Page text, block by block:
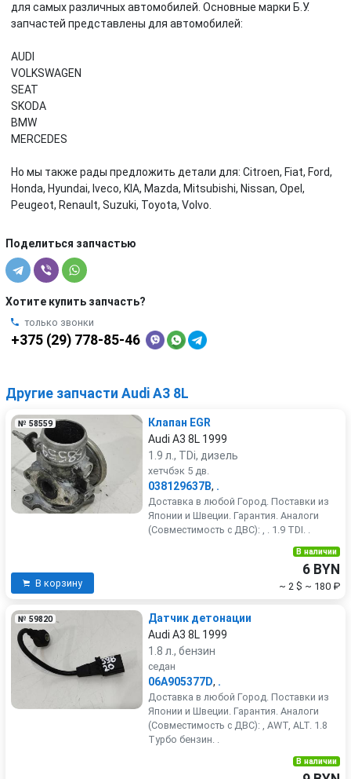
для самых различных автомобилей. Основные марки Б.У.
запчастей представлены для автомобилей:
AUDI
VOLKSWAGEN
SEAT
SKODA
BMW
MERCEDES
Но мы также рады предложить детали для: Citroen, Fiat, Ford,
Honda, Hyundai, Iveco, KIA, Mazda, Mitsubishi, Nissan, Opel,
Peugeot, Renault, Suzuki, Toyota, Volvo.
Поделиться запчастью
Хотите купить запчасть?
только звонки
+375 (29) 778-85-46
Другие запчасти Audi A3 8L
№ 58559
Клапан EGR
Audi A3 8L 1999
1.9 л., TDi, дизель
хетчбэк 5 дв.
038129637B, .
Доставка в любой Город. Поставки из
Японии и Швеции. Гарантия. Аналоги
(Совместимость с ДВС): , . 1.9 TDI. .
В корзину
В наличии
6 BYN
~ 2 $ ~ 180 ₽
№ 59820
Датчик детонации
Audi A3 8L 1999
1.8 л., бензин
седан
06A905377D, .
Доставка в любой Город. Поставки из
Японии и Швеции. Гарантия. Аналоги
(Совместимость с ДВС): , AWT, ALT. 1.8
Турбо бензин. .
В наличии